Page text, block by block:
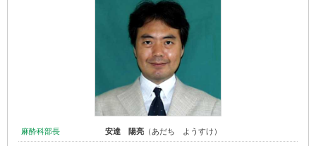
麻酔科部長 安達 陽亮 （あだち ようすけ）